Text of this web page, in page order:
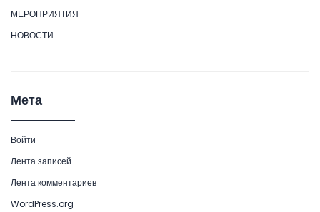
МЕРОПРИЯТИЯ
НОВОСТИ
Мета
Войти
Лента записей
Лента комментариев
WordPress.org